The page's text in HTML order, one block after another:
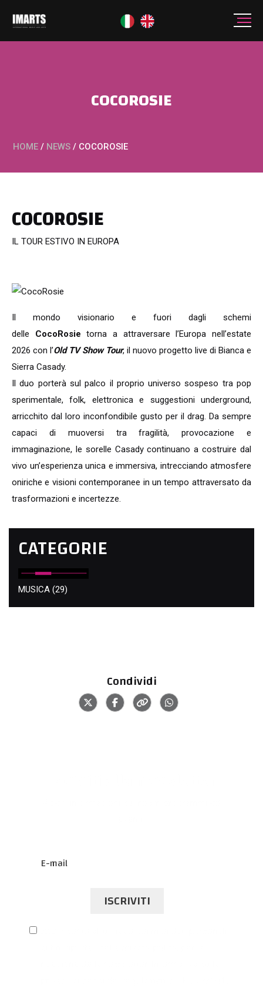
COCOROSIE
HOME / NEWS / COCOROSIE
COCOROSIE
IL TOUR ESTIVO IN EUROPA
Il mondo visionario e fuori dagli schemi
delle CocoRosietorna a attraversare l’Europa nell’estate
2026 con l’Old TV Show Tour, il nuovo progetto live di Bianca e
Sierra Casady.
Il duo porterà sul palco il proprio universo sospeso tra pop
sperimentale, folk, elettronica e suggestioni underground,
arricchito dal loro inconfondibile gusto per il drag. Da sempre
capaci di muoversi tra fragilità, provocazione e
immaginazione, le sorelle Casady continuano a costruire dal
vivo un’esperienza unica e immersiva, intrecciando atmosfere
oniriche e visioni contemporanee in un tempo attraversato da
trasformazioni e incertezze.
CATEGORIE
MUSICA (29)
Condividi
ISCRIVITI